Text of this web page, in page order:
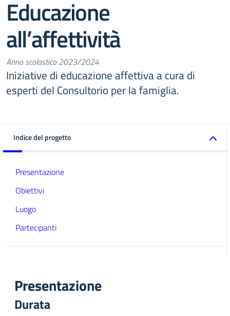
Educazione
all’affettività
Anno scolastico 2023/2024
Iniziative di educazione affettiva a cura di
esperti del Consultorio per la famiglia.
Indice del progetto
Presentazione
Obiettivi
Luogo
Partecipanti
Presentazione
Durata